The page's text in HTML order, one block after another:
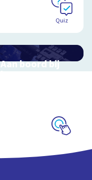
Quiz
Aan boord bij
het ISS